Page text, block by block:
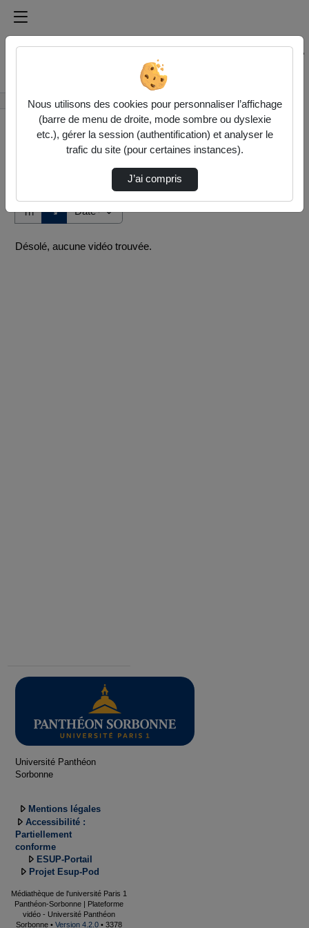
Médiathèque de l'université Paris
Rechercher un média sur Médiathèque de l'université
Accueil Vidéos
Tri ↘
Désolé, aucune vidéo trouvée.
Université Panthéon
Sorbonne
Mentions légales
Accessibilité :
Partiellement
conforme
ESUP-Portail
Projet Esup-Pod
Médiathèque de l'université Paris 1
Panthéon-Sorbonne | Plateforme
vidéo - Université Panthéon
Sorbonne • Version 4.2.0 • 3378
Nous utilisons des cookies pour personnaliser l’affichage
(barre de menu de droite, mode sombre ou dyslexie
etc.), gérer la session (authentification) et analyser le
trafic du site (pour certaines instances).
J’ai compris